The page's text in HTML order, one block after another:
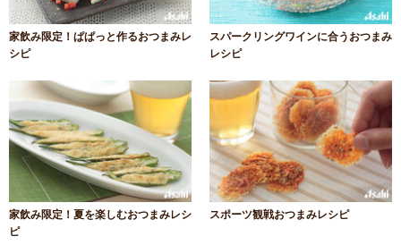
家飲み限定！ぱぱっと作るおつまみレ
シピ
スパークリングワインに合うおつまみ
レシピ
家飲み限定！夏を楽しむおつまみレシ
ピ
スポーツ観戦おつまみレシピ